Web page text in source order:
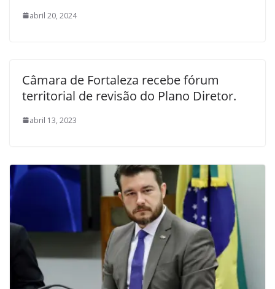
abril 20, 2024
Câmara de Fortaleza recebe fórum
territorial de revisão do Plano Diretor.
abril 13, 2023